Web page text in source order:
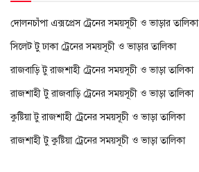
দোলনচাঁপা এক্সপ্রেস ট্রেনের সময়সূচী ও ভাড়ার তালিকা
সিলেট টু ঢাকা ট্রেনের সময়সূচী ও ভাড়ার তালিকা
রাজবাড়ি টু রাজশাহী ট্রেনের সময়সূচী ও ভাড়া তালিকা
রাজশাহী টু রাজবাড়ি ট্রেনের সময়সূচী ও ভাড়া তালিকা
কুষ্টিয়া টু রাজশাহী ট্রেনের সময়সূচী ও ভাড়া তালিকা
রাজশাহী টু কুষ্টিয়া ট্রেনের সময়সূচী ও ভাড়া তালিকা